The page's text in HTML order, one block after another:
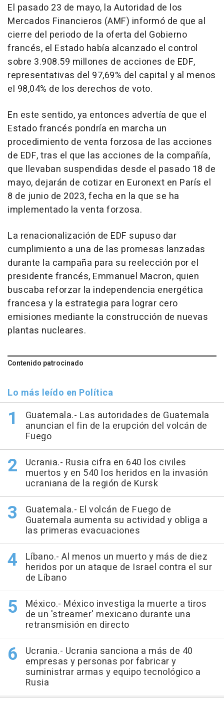
El pasado 23 de mayo, la Autoridad de los
Mercados Financieros (AMF) informó de que al
cierre del periodo de la oferta del Gobierno
francés, el Estado había alcanzado el control
sobre 3.908.59 millones de acciones de EDF,
representativas del 97,69% del capital y al menos
el 98,04% de los derechos de voto.
En este sentido, ya entonces advertía de que el
Estado francés pondría en marcha un
procedimiento de venta forzosa de las acciones
de EDF, tras el que las acciones de la compañía,
que llevaban suspendidas desde el pasado 18 de
mayo, dejarán de cotizar en Euronext en París el
8 de junio de 2023, fecha en la que se ha
implementado la venta forzosa.
La renacionalización de EDF supuso dar
cumplimiento a una de las promesas lanzadas
durante la campaña para su reelección por el
presidente francés, Emmanuel Macron, quien
buscaba reforzar la independencia energética
francesa y la estrategia para lograr cero
emisiones mediante la construcción de nuevas
plantas nucleares.
Contenido patrocinado
Lo más leído en Política
Guatemala.- Las autoridades de Guatemala
anuncian el fin de la erupción del volcán de
Fuego
Ucrania.- Rusia cifra en 640 los civiles
muertos y en 540 los heridos en la invasión
ucraniana de la región de Kursk
Guatemala.- El volcán de Fuego de
Guatemala aumenta su actividad y obliga a
las primeras evacuaciones
Líbano.- Al menos un muerto y más de diez
heridos por un ataque de Israel contra el sur
de Líbano
México.- México investiga la muerte a tiros
de un 'streamer' mexicano durante una
retransmisión en directo
Ucrania.- Ucrania sanciona a más de 40
empresas y personas por fabricar y
suministrar armas y equipo tecnológico a
Rusia